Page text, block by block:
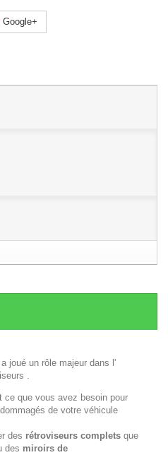
Google+
joué un rôle majeur dans l'
.
que vous avez besoin pour
de votre véhicule
des rétroviseurs complets que
des miroirs de